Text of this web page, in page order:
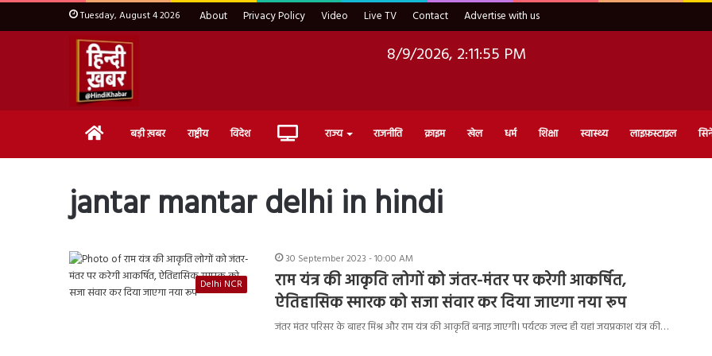
Tuesday, August 4 2026 About Privacy Policy Video Live TV Contact Advertise with us
8/9/2026, 2:11:56 PM
Home बड़ी ख़बर राष्ट्रीय विदेश Live राज्य राजनीति क्राइम खेल धर्म शिक्षा स्वास्थ्य लाइफ़स्टाइल
jantar mantar delhi in hindi
Delhi NCR
30 September 2023 - 10:00 AM
राम यंत्र की आकृति लोगों को जंतर-मंतर पर करेगी आकर्षित,
ऐतिहासिक स्मारक को सजा संवार कर दिया जाएगा नया रूप
जंतर मंतर परिसर के बाहर मिश्र और राम यंत्र की आकृति बनाइ जाएगी। पर्यटक जल्द ही यहां जयप्रकाश यंत्र की…